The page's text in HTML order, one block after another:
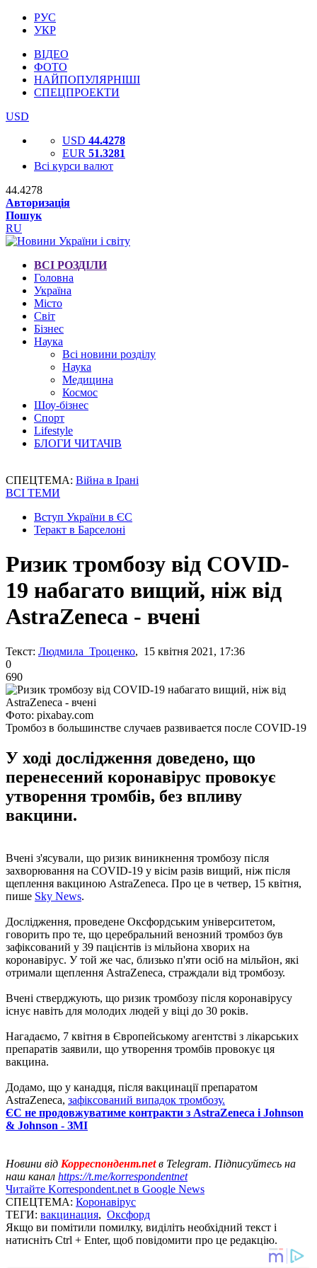
РУС
УКР
ВІДЕО
ФОТО
НАЙПОПУЛЯРНІШІ
СПЕЦПРОЕКТИ
USD
USD 44.4278
EUR 51.3281
Всі курси валют
44.4278
Авторизація
Пошук
RU
ВСІ РОЗДІЛИ
Головна
Україна
Місто
Світ
Бізнес
Наука
Всі новини розділу
Наука
Медицина
Космос
Шоу-бізнес
Спорт
Lifestyle
БЛОГИ ЧИТАЧІВ
СПЕЦТЕМА: Війна в Ірані
ВСІ ТЕМИ
Вступ України в ЄС
Теракт в Барселоні
Ризик тромбозу від COVID-
19 набагато вищий, ніж від
AstraZeneca - вчені
Текст: Людмила Троценко, 15 квітня 2021, 17:36
0
690
Фото: pixabay.com
Тромбоз в большинстве случаев развивается после COVID-19
У ході дослідження доведено, що
перенесений коронавірус провокує
утворення тромбів, без впливу
вакцини.
Вчені з'ясували, що ризик виникнення тромбозу після
захворювання на COVID-19 у вісім разів вищий, ніж після
щеплення вакциною AstraZeneca. Про це в четвер, 15 квітня,
пише Sky News.
Дослідження, проведене Оксфордським університетом,
говорить про те, що церебральний венозний тромбоз був
зафіксований у 39 пацієнтів із мільйона хворих на
коронавірус. У той же час, близько п'яти осіб на мільйон, які
отримали щеплення AstraZeneca, страждали від тромбозу.
Вчені стверджують, що ризик тромбозу після коронавірусу
існує навіть для молодих людей у ​​віці до 30 років.
Нагадаємо, 7 квітня в Європейському агентстві з лікарських
препаратів заявили, що утворення тромбів провокує ця
вакцина.
Додамо, що у канадця, після вакцинації препаратом
AstraZeneca, зафіксований випадок тромбозу.
ЄС не продовжуватиме контракти з AstraZeneca і Johnson
& Johnson - ЗМІ
Новини від Корреспондент.netв Telegram. Підписуйтесь на
наш канал https://t.me/korrespondentnet
Читайте Korrespondent.net в Google News
СПЕЦТЕМА: Коронавірус
ТЕГИ: вакцинация, Оксфорд
Якщо ви помітили помилку, виділіть необхідний текст і
натисніть Ctrl + Enter, щоб повідомити про це редакцію.